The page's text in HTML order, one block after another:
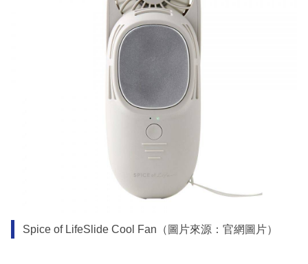
Spice of LifeSlide Cool Fan（圖片來源：官網圖片）